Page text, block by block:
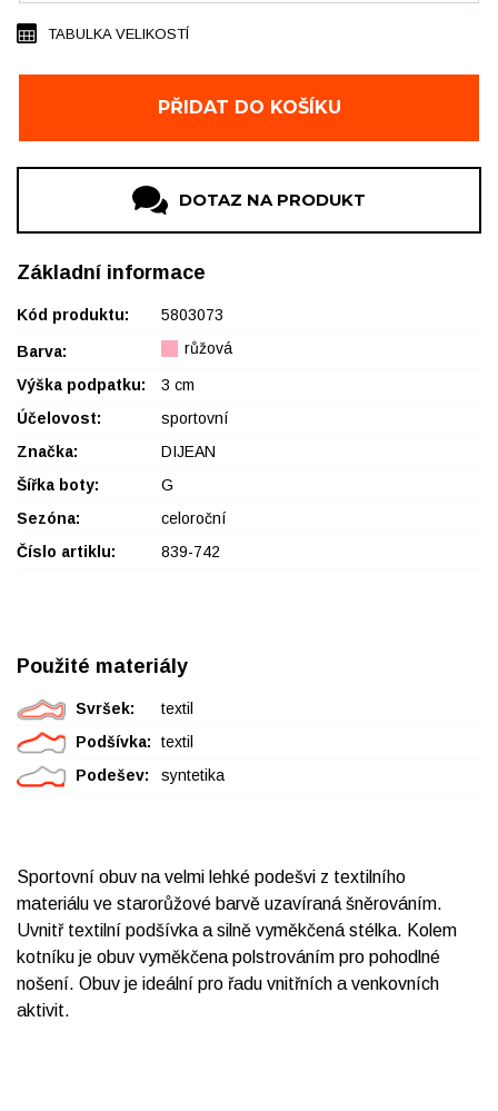
PŘIDAT DO KOŠÍKU
TABULKA VELIKOSTÍ
DOTAZ NA PRODUKT
Základní informace
Kód produktu: 5803073
Barva: růžová
Výška podpatku:
3 cm
Účelovost:
sportovní
Značka:
DIJEAN
Šířka boty:
G
Sezóna:
celoroční
Číslo artiklu:
839-742
Použité materiály
Svršek:
textil
Podšívka:
textil
Podešev:
syntetika
Sportovní obuv na velmi lehké podešvi z textilního
materiálu ve starorůžové barvě uzavíraná šněrováním.
Uvnitř textilní podšívka a silně vyměkčená stélka. Kolem
kotníku je obuv vyměkčena polstrováním pro pohodlné
nošení. Obuv je ideální pro řadu vnitřních a venkovních
aktivit.